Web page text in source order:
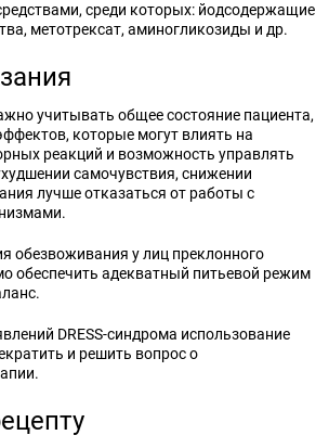
среди которых: йодсодержащие
метотрексат, аминогликозиды и др.
учитывать общее состояние пациента,
которые могут влиять на
реакций и возможность управлять
самочувствия, снижении
лучше отказаться от работы с
обезвоживания у лиц преклонного
обеспечить адекватный питьевой режим
DRESS-синдрома использование
и решить вопрос о